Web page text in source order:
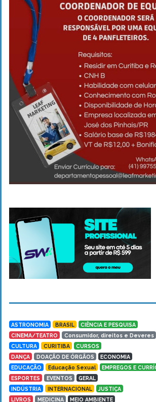
ASTRONOMIA BRASIL
CIÊNCIA E PESQUISA
CINEMA/TEATRO
Consumidor, direitos e Deveres
CULTURA
CURITIBA
CURSOS
DANÇA
DOAÇÃO DE ÓRGÃOS
ECONOMIA
EDUCAÇÃO
Educação Sexual
EMPREGOS E
ESPORTES
EVENTOS
GERAL
INDÚSTRIA
INTERNACIONAL
JUSTIÇA
LIVROS
MEDICINA
MEIO AMBIENTE